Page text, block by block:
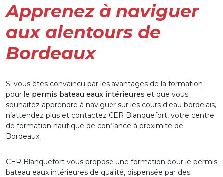
Apprenez à naviguer
aux alentours de
Bordeaux
Si vous êtes convaincu par les avantages de la formation
pour le permis bateau eaux intérieures et que vous
souhaitez apprendre à naviguer sur les cours d'eau bordelais,
n’attendez plus et contactez CER Blanquefort, votre centre
de formation nautique de confiance à proximité de
Bordeaux.
CER Blanquefort vous propose une formation pour le permis
bateau eaux intérieures de qualité, dispensée par des